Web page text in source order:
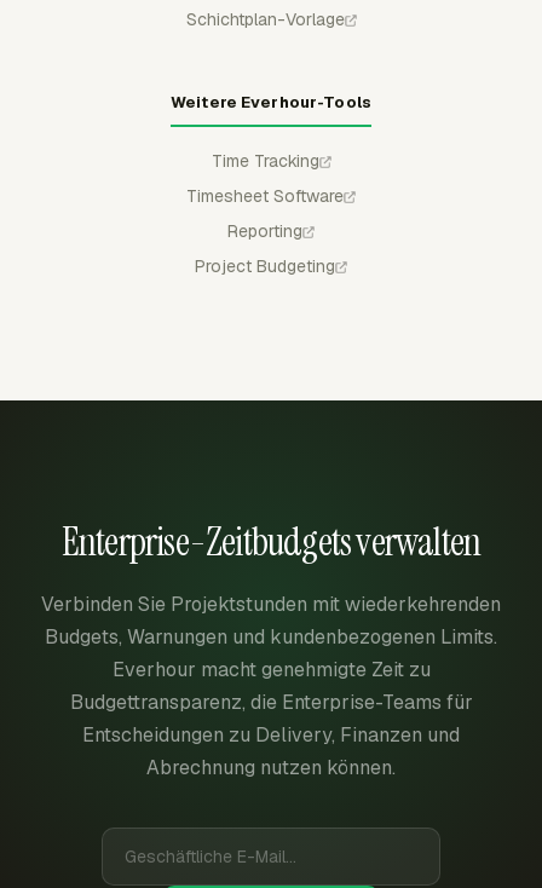
Schichtplan-Vorlage
Weitere Everhour-Tools
Time Tracking
Timesheet Software
Reporting
Project Budgeting
Enterprise-Zeitbudgets verwalten
Verbinden Sie Projektstunden mit wiederkehrenden
Budgets, Warnungen und kundenbezogenen Limits.
Everhour macht genehmigte Zeit zu
Budgettransparenz, die Enterprise-Teams für
Entscheidungen zu Delivery, Finanzen und
Abrechnung nutzen können.